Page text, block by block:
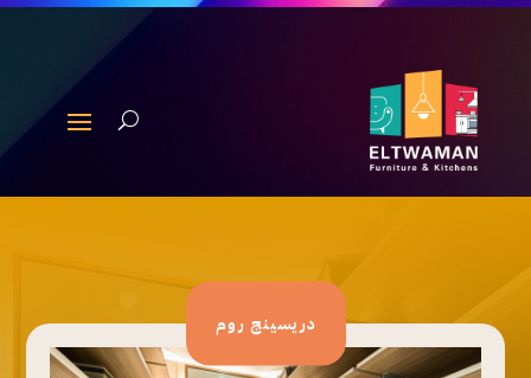
دريسينج روم